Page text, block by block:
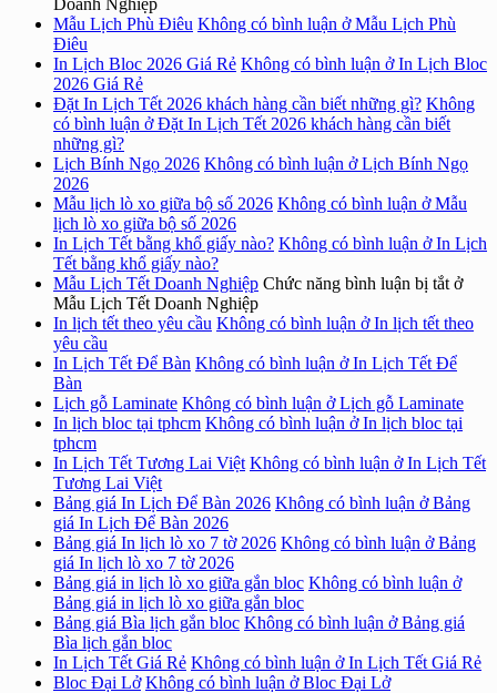
Mẫu Lịch Phù Điêu Không có bình luận ở Mẫu Lịch Phù
Điêu
In Lịch Bloc 2026 Giá Rẻ Không có bình luận ở In Lịch Bloc
2026 Giá Rẻ
Đặt In Lịch Tết 2026 khách hàng cần biết những gì? Không
có bình luận ở Đặt In Lịch Tết 2026 khách hàng cần biết
những gì?
Lịch Bính Ngọ 2026 Không có bình luận ở Lịch Bính Ngọ
2026
Mẫu lịch lò xo giữa bộ số 2026 Không có bình luận ở Mẫu
lịch lò xo giữa bộ số 2026
In Lịch Tết bằng khổ giấy nào? Không có bình luận ở In Lịch
Tết bằng khổ giấy nào?
Mẫu Lịch Tết Doanh Nghiệp Chức năng bình luận bị tắt ở
Mẫu Lịch Tết Doanh Nghiệp
In lịch tết theo yêu cầu Không có bình luận ở In lịch tết theo
yêu cầu
In Lịch Tết Để Bàn Không có bình luận ở In Lịch Tết Để
Bàn
Lịch gỗ Laminate Không có bình luận ở Lịch gỗ Laminate
In lịch bloc tại tphcm Không có bình luận ở In lịch bloc tại
tphcm
In Lịch Tết Tương Lai Việt Không có bình luận ở In Lịch Tết
Tương Lai Việt
Bảng giá In Lịch Để Bàn 2026 Không có bình luận ở Bảng
giá In Lịch Để Bàn 2026
Bảng giá In lịch lò xo 7 tờ 2026 Không có bình luận ở Bảng
giá In lịch lò xo 7 tờ 2026
Bảng giá in lịch lò xo giữa gắn bloc Không có bình luận ở
Bảng giá in lịch lò xo giữa gắn bloc
Bảng giá Bìa lịch gắn bloc Không có bình luận ở Bảng giá
Bìa lịch gắn bloc
In Lịch Tết Giá Rẻ Không có bình luận ở In Lịch Tết Giá Rẻ
Bloc Đại Lở Không có bình luận ở Bloc Đại Lở